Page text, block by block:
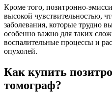
Кроме того, позитронно-
высокой чувствительностью,
заболевания, которые трудно
особенно важно для таких
воспалительные процессы и
опухолей.
Как купить
томограф?